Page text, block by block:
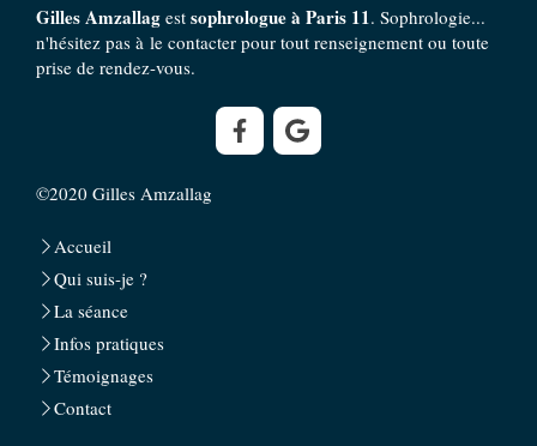
Gilles Amzallag est sophrologue à Paris 11. Sophrologie...
n'hésitez pas à le contacter pour tout renseignement ou toute
prise de rendez-vous.
©2020 Gilles Amzallag
Accueil
Qui suis-je ?
La séance
Infos pratiques
Témoignages
Contact